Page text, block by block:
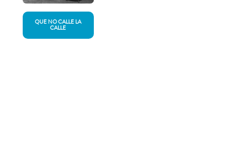
QUE NO CALLE LA
CALLE